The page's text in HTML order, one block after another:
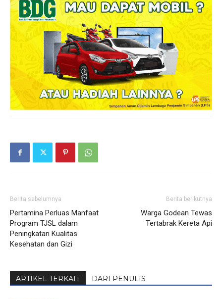
Berita sebelumnya
Pertamina Perluas Manfaat
Program TJSL dalam
Peningkatan Kualitas
Kesehatan dan Gizi
Berita berikutnya
Warga Godean Tewas
Tertabrak Kereta Api
ARTIKEL TERKAIT DARI PENULIS